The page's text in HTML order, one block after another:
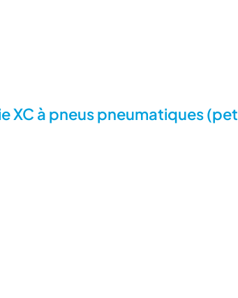
à pneus pneumatiques